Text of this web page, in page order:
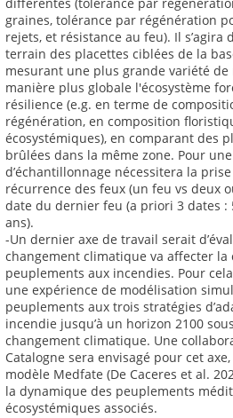
différentes (tolérance par
graines, tolérance par régénération
rejets, et résistance au feu). Il s’agira
terrain des placettes ciblées de la
mesurant une plus grande variété
manière plus globale l'écosystème
résilience (e.g. en terme de
régénération, en composition
écosystémiques), en comparant des
brûlées dans la même zone. Pour
d’échantillonnage nécessitera la
récurrence des feux (un feu vs deux
date du dernier feu (a priori 3 dates :
ans).
-Un dernier axe de travail serait
changement climatique va affecter la
peuplements aux incendies. Pour
une expérience de modélisation
peuplements aux trois stratégies
incendie jusqu’à un horizon 2100
changement climatique. Une
Catalogne sera envisagé pour cet
modèle Medfate (De Caceres et al.
la dynamique des peuplements
écosystémiques associés.